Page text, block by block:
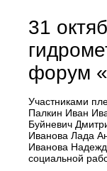
31
форум
Участниками
Палкин Иван
Буйневич
Иванова Лада
Иванова
социальной